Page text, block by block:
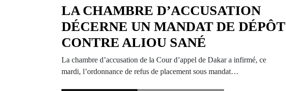
LA CHAMBRE D’ACCUSATION
DÉCERNE UN MANDAT DE DÉPÔT
CONTRE ALIOU SANÉ
La chambre d’accusation de la Cour d’appel de Dakar a infirmé, ce
mardi, l’ordonnance de refus de placement sous mandat…